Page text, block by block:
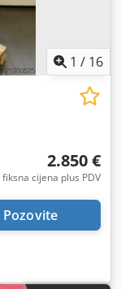
1 / 16
2.850 €
fiksna cijena plus PDV
Pozovite